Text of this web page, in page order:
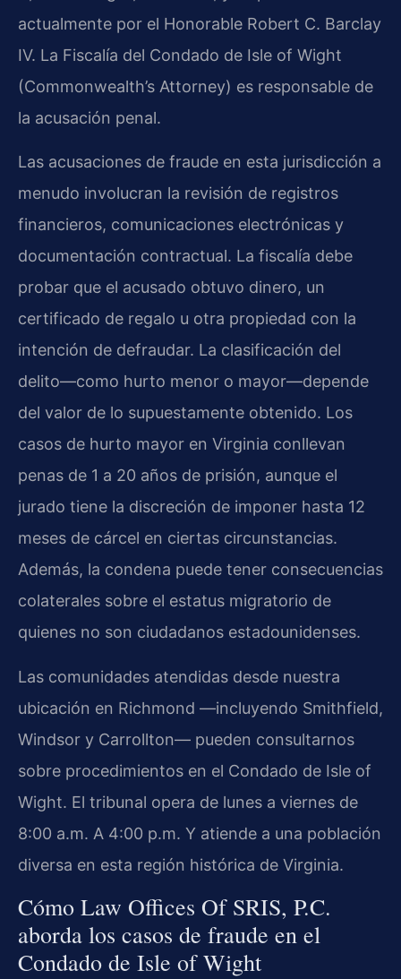
actualmente por el Honorable Robert C. Barclay
IV. La Fiscalía del Condado de Isle of Wight
(Commonwealth’s Attorney) es responsable de
la acusación penal.
Las acusaciones de fraude en esta jurisdicción a
menudo involucran la revisión de registros
financieros, comunicaciones electrónicas y
documentación contractual. La fiscalía debe
probar que el acusado obtuvo dinero, un
certificado de regalo u otra propiedad con la
intención de defraudar. La clasificación del
delito—como hurto menor o mayor—depende
del valor de lo supuestamente obtenido. Los
casos de hurto mayor en Virginia conllevan
penas de 1 a 20 años de prisión, aunque el
jurado tiene la discreción de imponer hasta 12
meses de cárcel en ciertas circunstancias.
Además, la condena puede tener consecuencias
colaterales sobre el estatus migratorio de
quienes no son ciudadanos estadounidenses.
Las comunidades atendidas desde nuestra
ubicación en Richmond —incluyendo Smithfield,
Windsor y Carrollton— pueden consultarnos
sobre procedimientos en el Condado de Isle of
Wight. El tribunal opera de lunes a viernes de
8:00 a.m. A 4:00 p.m. Y atiende a una población
diversa en esta región histórica de Virginia.
Cómo Law Offices Of SRIS, P.C.
aborda los casos de fraude en el
Condado de Isle of Wight